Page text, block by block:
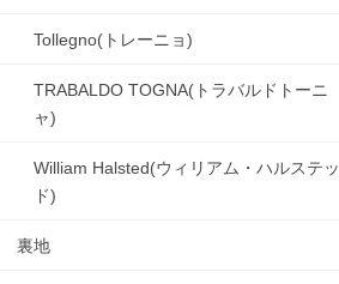
Tollegno(トレーニョ)
TRABALDO TOGNA(トラバルドトーニ
ャ)
William Halsted(ウィリアム・ハルステッ
ド)
裏地